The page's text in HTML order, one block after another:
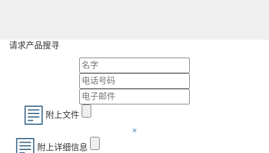
请求产品搜寻
附上文件
×
附上详细信息